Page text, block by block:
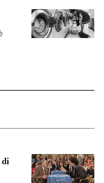
calcio 2026